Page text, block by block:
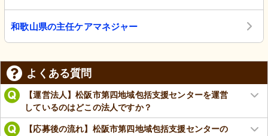
和歌山県の主任ケアマネジャー
よくある質問
【運営法人】松阪市第四地域包括支援センターを運営
しているのはどこの法人ですか？
【応募後の流れ】松阪市第四地域包括支援センターの